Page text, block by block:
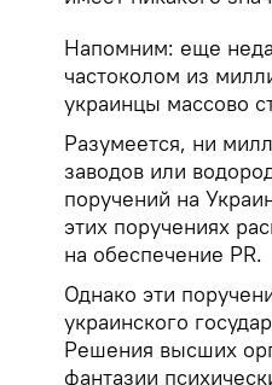
Напомним: еще
частоколом из
украинцы массово
Разумеется, ни
заводов или
поручений на
этих поручениях
на обеспечение PR.
Однако эти
украинского
Решения высших
фантазии